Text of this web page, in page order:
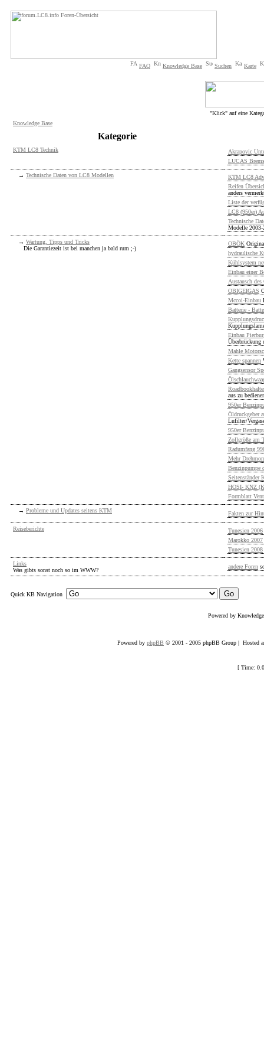
FAQ Knowledge Base Suchen Karte
"Klick" auf eine
Knowledge Base
Kategorie
KTM LC8 Technik
Akrapovic
LUCAS
→ Technische Daten von LC8 Modellen
KTM LC8
Reifen
anders
Liste der
LC8 (950er)
Technische
Modelle 2003-
→ Wartung, Tipps und Tricks
Die Garantiezeit ist bei manchen ja bald rum ;-)
OBÖK
hydraulische
Kühlsystem
Einbau einer
Austausch
OBIGEIGAS
Mccoi-Einbau
Batterie -
Einbau
Überbrückung
Mahle
Kette spannen
Gangsensor
aus zu
950er
Öldruckgeber
Lufilter/
950er
Zollgröße am
Radumfang
Mehr
Benzinpumpe
Seitenständer
HOSI- KNZ
Formblatt
→ Probleme und Updates seitens KTM Fakten zur
Reiseberichte
Tunesien 2006
Marokko 2007
Tunesien 2008
Links
Was gibts sonst noch so im WWW?
andere Foren
Quick KB Navigation
Powered by
Powered by phpBB © 2001 - 2005 phpBB Group | Hosted
[ Time: